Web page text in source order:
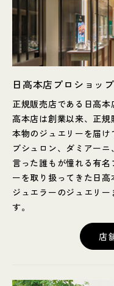
日高本店プロショップ
正規販売店である日高
高本店は創業以来、正
本物のジュエリーを届
ブシュロン、ダミアー
言った誰もが憧れる有
ーを取り扱ってきた日
ジュエラーのジュエリ
す。
店